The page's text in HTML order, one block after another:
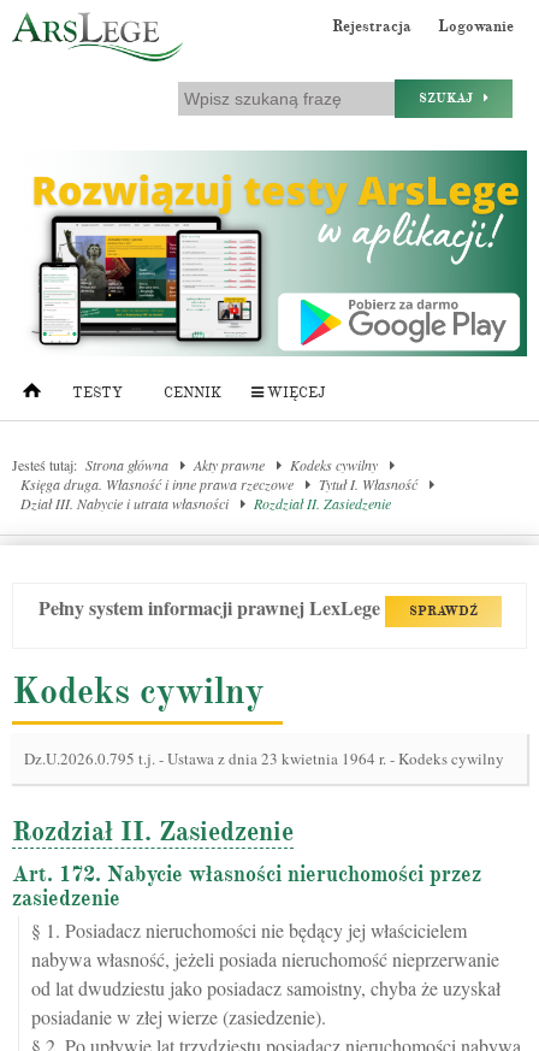
Rejestracja Logowanie
SZUKAJ
TESTY CENNIK WIĘCEJ
Jesteś tutaj: Strona główna Akty prawne
Kodeks cywilny
Księga druga. Własność i inne prawa rzeczowe
Tytuł I. Własność
Dział III. Nabycie i utrata własności
Rozdział II. Zasiedzenie
Pełny system informacji prawnej LexLege SPRAWDŹ
Kodeks cywilny
Dz.U.2026.0.795 t.j.-Ustawa z dnia 23 kwietnia 1964 r. - Kodeks cywilny
Rozdział II. Zasiedzenie
Art. 172. Nabycie własności nieruchomości przez
zasiedzenie
§ 1. Posiadacz nieruchomości nie będący jej właścicielem
nabywa własność, jeżeli posiada nieruchomość nieprzerwanie
od lat dwudziestu jako posiadacz samoistny, chyba że uzyskał
posiadanie w złej wierze (zasiedzenie).
§ 2. Po upływie lat trzydziestu posiadacz nieruchomości nabywa